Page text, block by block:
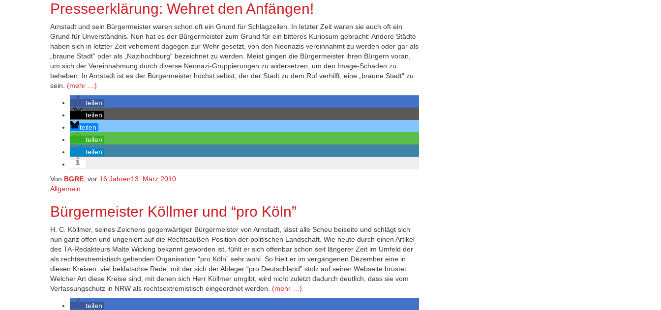
Presseerklärung: Wehret den Anfängen!
Arnstadt und sein Bürgermeister waren schon oft ein Grund für Schlagzeilen. In letzter Zeit waren sie auch oft ein
Grund für Unverständnis. Nun hat es der Bürgermeister zum Grund für ein bitteres Kuriosum gebracht: Andere Städte
haben sich in letzter Zeit vehement dagegen zur Wehr gesetzt, von den Neonazis vereinnahmt zu werden oder gar als
„braune Stadt“ oder als „Nazihochburg“ bezeichnet zu werden. Meist gingen die Bürgermeister ihren Bürgern voran,
um sich der Vereinnahmung durch diverse Neonazi-Gruppierungen zu widersetzen, um den Image-Schaden zu
beheben. In Arnstadt ist es der Bürgermeister höchst selbst, der der Stadt zu dem Ruf verhilft, eine „braune Stadt“ zu
sein. (mehr …)
teilen
teilen
teilen
teilen
teilen
Von BGRE , vor 16 Jahren13. März 2010
Allgemein
Bürgermeister Köllmer und “pro Köln”
H. C. Köllmer, seines Zeichens gegenwärtiger Bürgermeister von Arnstadt, lässt alle Scheu beiseite und schlägt sich
nun ganz offen und ungeniert auf die Rechtsaußen-Position der politischen Landschaft. Wie heute durch einen Artikel
des TA-Redakteurs Malte Wicking bekannt geworden ist, fühlt er sich offenbar schon seit längerer Zeit im Umfeld der
als rechtsextremistisch geltenden Organisation “pro Köln” sehr wohl. So hielt er im vergangenen Dezember eine in
diesen Kreisen viel beklatschte Rede, mit der sich der Ableger “pro Deutschland” stolz auf seiner Webseite brüstet.
Welcher Art diese Kreise sind, mit denen sich Herr Köllmer umgibt, wird nicht zuletzt dadurch deutlich, dass sie vom
Verfassungschutz in NRW als rechtsextremistisch eingeordnet werden. (mehr …)
teilen